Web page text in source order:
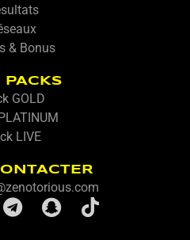
& Bonus
PACKS
GOLD
LIVE
T
S
T